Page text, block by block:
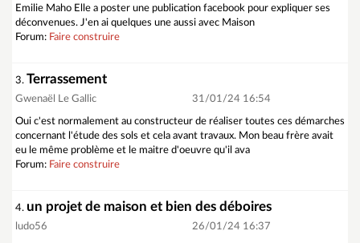
Emilie Maho Elle a poster une publication facebook pour expliquer ses
déconvenues. J'en ai quelques une aussi avec Maison
Forum: Faire construire
3. Terrassement
Gwenaël Le Gallic 31/01/24 16:54
Oui c'est normalement au constructeur de réaliser toutes ces démarches
concernant l'étude des sols et cela avant travaux. Mon beau frère avait
eu le même problème et le maitre d'oeuvre qu'il ava
Forum: Faire construire
4. un projet de maison et bien des déboires
ludo56 26/01/24 16:37